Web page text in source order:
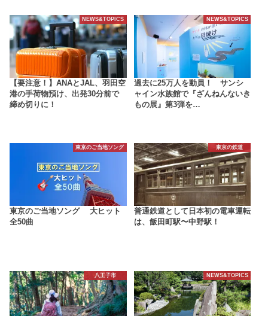
NEWS&TOPICS
【要注意！】ANAとJAL、羽田空
港の手荷物預け、出発30分前で
締め切りに！
NEWS&TOPICS
過去に25万人を動員！ サンシ
ャイン水族館で『ざんねんないき
もの展』第3弾を…
東京のご当地ソング
東京のご当地ソング 大ヒット
全50曲
東京の鉄道
普通鉄道として日本初の電車運転
は、飯田町駅〜中野駅！
八王子市 NEWS&TOPICS